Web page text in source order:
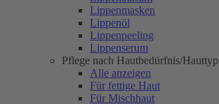
Lippenmasken
Lippenöl
Lippenpeeling
Lippenserum
Pflege nach Hautbedürfnis/Hauttyp
Alle anzeigen
Für fettige Haut
Für Mischhaut